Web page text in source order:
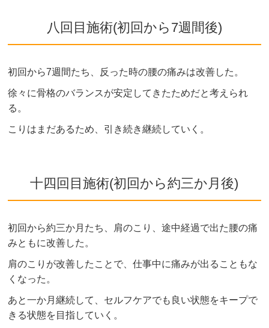
八回目施術(初回から7週間後)
初回から7週間たち、反った時の腰の痛みは改善した。
徐々に骨格のバランスが安定してきたためだと考えられ
る。
こりはまだあるため、引き続き継続していく。
十四回目施術(初回から約三か月後)
初回から約三か月たち、肩のこり、途中経過で出た腰の痛
みともに改善した。
肩のこりが改善したことで、仕事中に痛みが出ることもな
くなった。
あと一か月継続して、セルフケアでも良い状態をキープで
きる状態を目指していく。